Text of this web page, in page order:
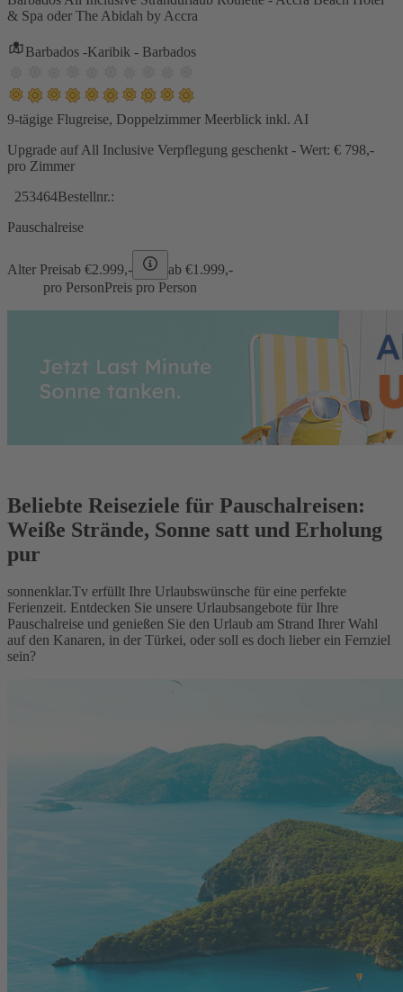
& Spa oder The Abidah by Accra
Barbados -Karibik - Barbados
9-tägige Flugreise, Doppelzimmer Meerblick inkl. AI
Upgrade auf All Inclusive Verpflegung geschenkt - Wert: € 798,-
pro Zimmer
253464Bestellnr.:
Pauschalreise
Alter Preisab €2.999,- ab €1.999,-
pro PersonPreis pro Person
Beliebte Reiseziele für Pauschalreisen:
Weiße Strände, Sonne satt und Erholung
pur
sonnenklar.Tv erfüllt Ihre Urlaubswünsche für eine perfekte
Ferienzeit. Entdecken Sie unsere Urlaubsangebote für Ihre
Pauschalreise und genießen Sie den Urlaub am Strand Ihrer Wahl
auf den Kanaren, in der Türkei, oder soll es doch lieber ein Fernziel
sein?